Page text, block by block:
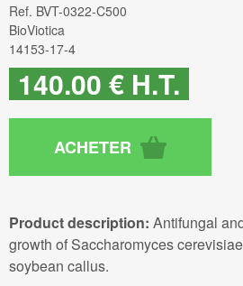
Ref. BVT-0322-C500
BioViotica
14153-17-4
140.00 € H.T.
Product description: Antifungal
growth of Saccharomyces
soybean callus.